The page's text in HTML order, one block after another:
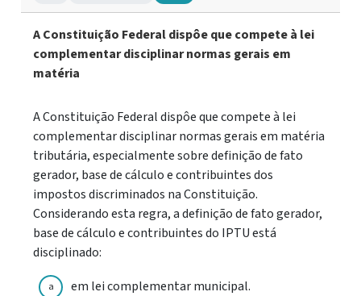
A Constituição Federal dispôe que compete à lei
complementar disciplinar normas gerais em
matéria
A Constituição Federal dispôe que compete à lei
complementar disciplinar normas gerais em matéria
tributária, especialmente sobre definição de fato
gerador, base de cálculo e contribuintes dos
impostos discriminados na Constituição.
Considerando esta regra, a definição de fato gerador,
base de cálculo e contribuintes do IPTU está
disciplinado:
a em lei complementar municipal.